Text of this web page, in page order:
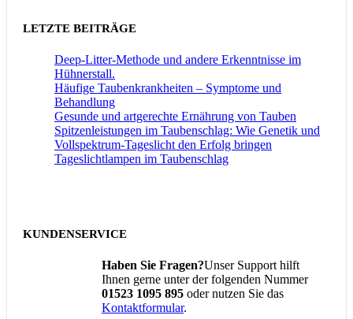
LETZTE BEITRÄGE
Deep-Litter-Methode und andere Erkenntnisse im
Hühnerstall.
Häufige Taubenkrankheiten – Symptome und
Behandlung
Gesunde und artgerechte Ernährung von Tauben
Spitzenleistungen im Taubenschlag: Wie Genetik und
Vollspektrum-Tageslicht den Erfolg bringen
Tageslichtlampen im Taubenschlag
KUNDENSERVICE
Haben Sie Fragen?Unser Support hilft
Ihnen gerne unter der folgenden Nummer
01523 1095 895 oder nutzen Sie das
Kontaktformular.